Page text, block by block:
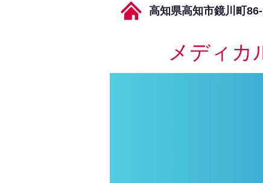
高知県高知市鏡川町
メディカ